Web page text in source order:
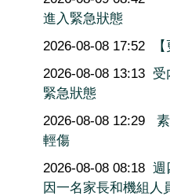
進入緊急狀態
2026-08-08 17:52
2026-08-08 13:13 受
緊急狀態
2026-08-08 12:29
輕傷
2026-08-08 08:18 週
因一名家長和機組人